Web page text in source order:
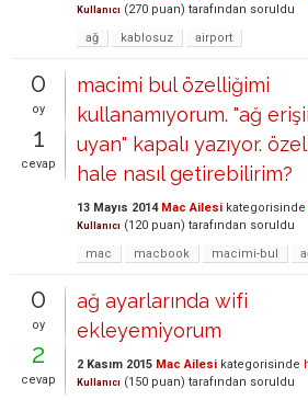
Kullanıcı (270 puan) tarafından soruldu
ağ
kablosuz airport
0
oy
1
cevap
macimi bul özelliğimi
kullanamıyorum. "ağ
uyan" kapalı yazıyor.
hale nasıl getirebilirim?
13 Mayıs 2014 Mac Ailesi kategorisinde
Kullanıcı (120 puan) tarafından soruldu
mac
macbook macimi-bul
0
oy
2
cevap
ağ ayarlarında wifi
ekleyemiyorum
2 Kasım 2015 Mac Ailesi kategorisinde
Kullanıcı (150 puan) tarafından soruldu